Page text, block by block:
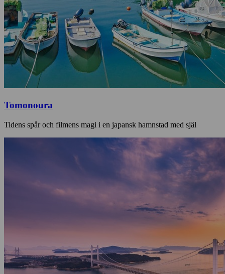
Tomonoura
Tidens spår och filmens magi i en japansk hamnstad med själ